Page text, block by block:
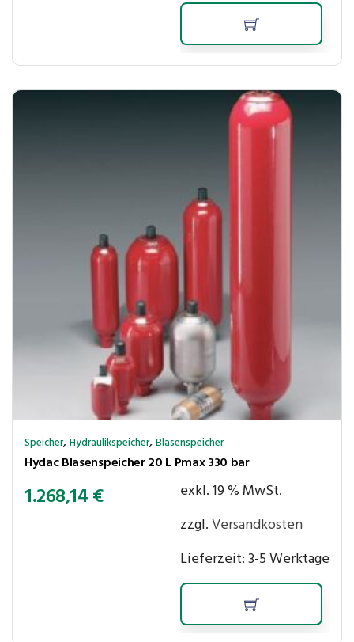
Speicher,Hydraulikspeicher,Blasenspeicher
Hydac Blasenspeicher 20 L Pmax 330 bar
1.268,14€
exkl. 19 % MwSt.
zzgl.Versandkosten
Lieferzeit:3-5 Werktage